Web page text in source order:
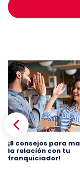
¡8 consejos para
la relación con tu
franquiciador!